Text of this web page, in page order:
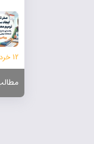
12 خرداد 1405